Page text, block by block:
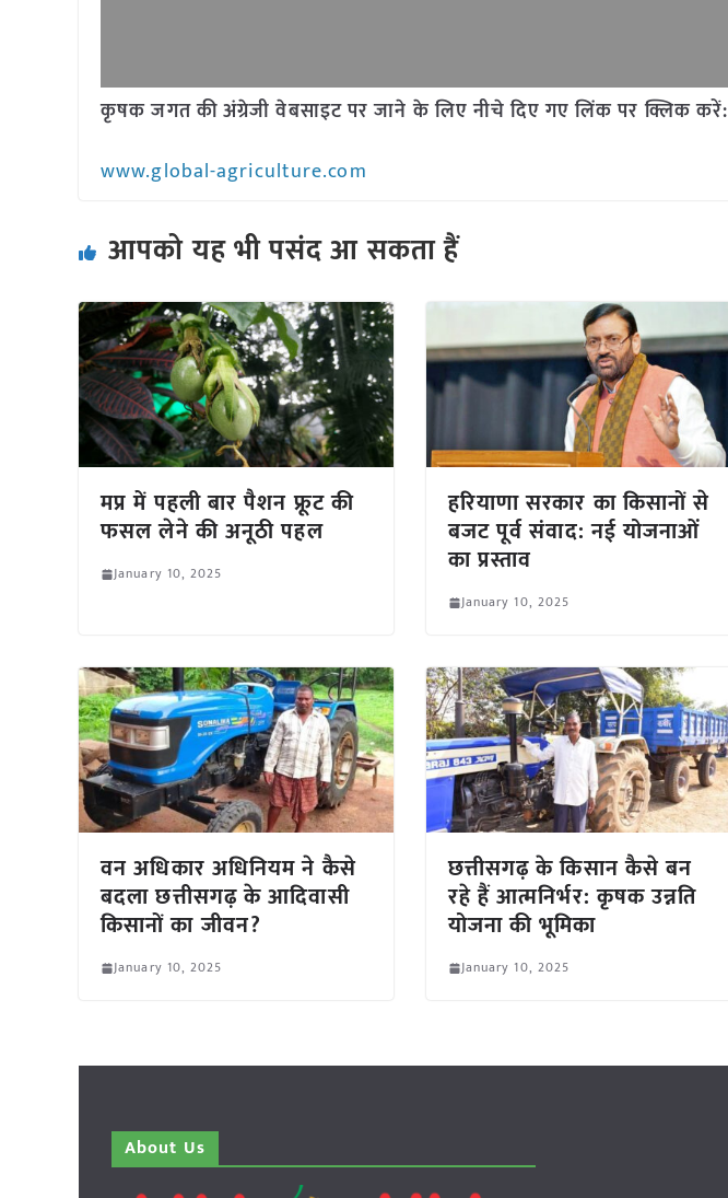
कृषक जगत की अंग्रेजी वेबसाइट पर जाने के लिए नीचे दिए गए लिंक पर क्लिक करें:
www.global-agriculture.com
आपको यह भी पसंद आ सकता हैं
मप्र में पहली बार पैशन फ्रूट की
फसल लेने की अनूठी पहल
January 10, 2025
हरियाणा सरकार का किसानों से
बजट पूर्व संवाद: नई योजनाओं
का प्रस्ताव
January 10, 2025
वन अधिकार अधिनियम ने कैसे
बदला छत्तीसगढ़ के आदिवासी
किसानों का जीवन?
January 10, 2025
छत्तीसगढ़ के किसान कैसे बन
रहे हैं आत्मनिर्भर: कृषक उन्नति
योजना की भूमिका
January 10, 2025
About Us